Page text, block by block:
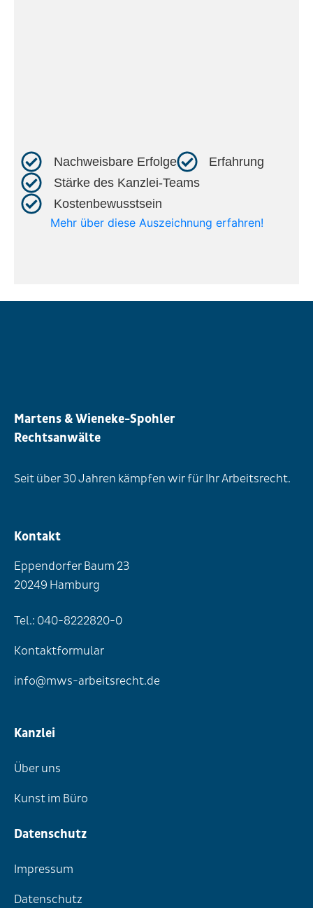
Nachweisbare Erfolge​
Erfahrung​
Stärke des Kanzlei-Teams​
Kostenbewusstsein​
Mehr über diese Auszeichnung erfahren!
Martens & Wieneke-Spohler
Rechtsanwälte
Seit über 30 Jahren kämpfen wir für Ihr Arbeitsrecht.
Kontakt
Eppendorfer Baum 23
20249 Hamburg
Tel.: 040-8222820-0
Kontaktformular
info@mws-arbeitsrecht.de
Kanzlei
Über uns
Kunst im Büro
Datenschutz
Impressum
Datenschutz